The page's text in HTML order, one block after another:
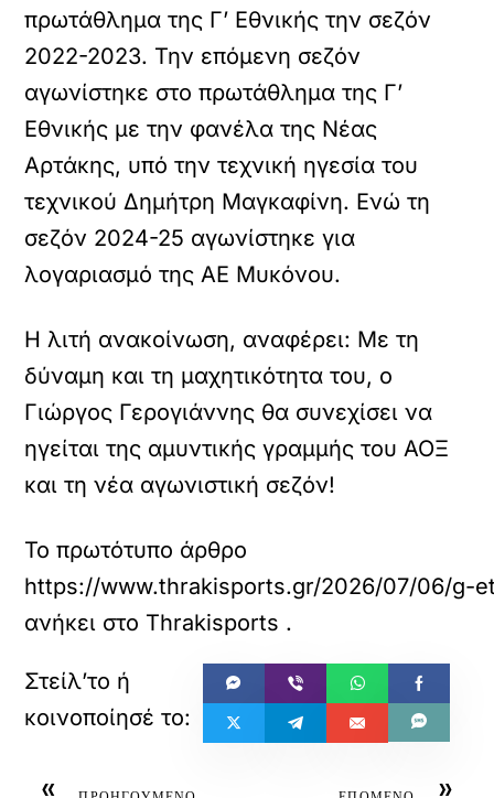
πρωτάθλημα της Γ’ Εθνικής την σεζόν
2022-2023. Την επόμενη σεζόν
αγωνίστηκε στο πρωτάθλημα της Γ’
Εθνικής με την φανέλα της Νέας
Αρτάκης, υπό την τεχνική ηγεσία του
τεχνικού Δημήτρη Μαγκαφίνη. Ενώ τη
σεζόν 2024-25 αγωνίστηκε για
λογαριασμό της ΑΕ Μυκόνου.
Η λιτή ανακοίνωση, αναφέρει: Με τη
δύναμη και τη μαχητικότητα του, ο
Γιώργος Γερογιάννης θα συνεχίσει να
ηγείται της αμυντικής γραμμής του ΑΟΞ
και τη νέα αγωνιστική σεζόν!
Το πρωτότυπο άρθρο
https://www.thrakisports.gr/2026/07/06/g-
ανήκει στο Thrakisports .